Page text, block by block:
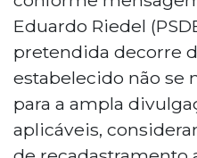
Eduardo Riedel
pretendida decorre
estabelecido não se
para a ampla
aplicáveis,